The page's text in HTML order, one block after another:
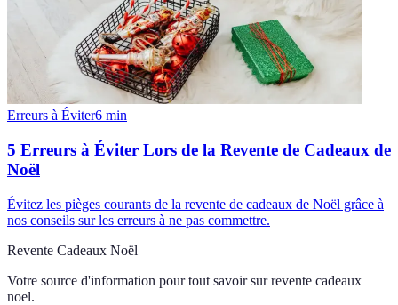
Erreurs à Éviter6 min
5 Erreurs à Éviter Lors de la Revente de Cadeaux de
Noël
Évitez les pièges courants de la revente de cadeaux de Noël grâce à
nos conseils sur les erreurs à ne pas commettre.
Revente Cadeaux Noël
Votre source d'information pour tout savoir sur revente cadeaux
noel.